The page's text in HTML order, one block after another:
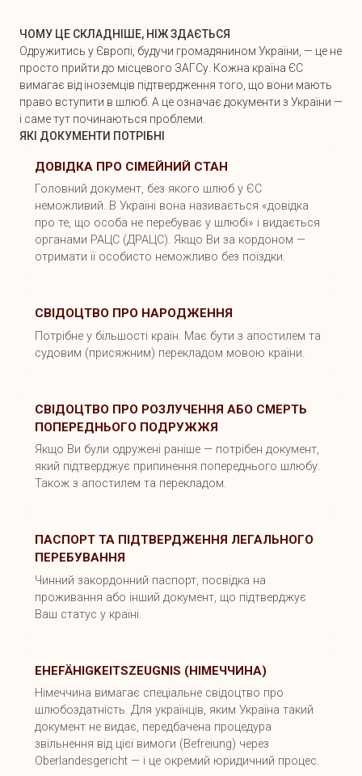
ЧОМУ ЦЕ СКЛАДНІШЕ, НІЖ ЗДАЄТЬСЯ
Одружитись у Європі, будучи громадянином України, — це не
просто прийти до місцевого ЗАГСу. Кожна країна ЄС
вимагає від іноземців підтвердження того, що вони мають
право вступити в шлюб. А це означає документи з України —
і саме тут починаються проблеми.
ЯКІ ДОКУМЕНТИ ПОТРІБНІ
ДОВІДКА ПРО СІМЕЙНИЙ СТАН
Головний документ, без якого шлюб у ЄС
неможливий. В Україні вона називається «довідка
про те, що особа не перебуває у шлюбі» і видається
органами РАЦС (ДРАЦС). Якщо Ви за кордоном —
отримати її особисто неможливо без поїздки.
СВІДОЦТВО ПРО НАРОДЖЕННЯ
Потрібне у більшості країн. Має бути з апостилем та
судовим (присяжним) перекладом мовою країни.
СВІДОЦТВО ПРО РОЗЛУЧЕННЯ АБО СМЕРТЬ
ПОПЕРЕДНЬОГО ПОДРУЖЖЯ
Якщо Ви були одружені раніше — потрібен документ,
який підтверджує припинення попереднього шлюбу.
Також з апостилем та перекладом.
ПАСПОРТ ТА ПІДТВЕРДЖЕННЯ ЛЕГАЛЬНОГО
ПЕРЕБУВАННЯ
Чинний закордонний паспорт, посвідка на
проживання або інший документ, що підтверджує
Ваш статус у країні.
EHEFÄHIGKEITSZEUGNIS (НІМЕЧЧИНА)
Німеччина вимагає спеціальне свідоцтво про
шлюбоздатність. Для українців, яким Україна такий
документ не видає, передбачена процедура
звільнення від цієї вимоги (Befreiung) через
Oberlandesgericht — і це окремий юридичний процес.